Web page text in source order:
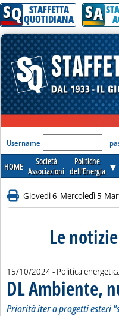
SQ STAFFETTA
QUOTIDIANA SA
'Modulo Login per
Username
HOME
Società
Associazioni
Politiche
dell'Energia ▼
Giovedì 6 Mercoledì 5
Le
15/10/2024- Politica
DL Ambiente,
. Sottotitolo: Priorità iter a progetti
. Pubblicata martedì 15 ottobre 2024
Priorità iter a progetti esteri